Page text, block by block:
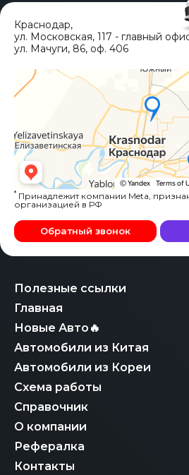
Полезные ссылки
Главная
Новые Авто🔥
Автомобили из Китая
Автомобили из Кореи
Схема работы
Справочник
О компании
Рефералка
Контакты
Краснодар,
ул. Московская, 117 - главный
ул. Мачуги, 86, оф. 406
* Принадлежит компании Meta,
организацией в РФ
Обратный звонок